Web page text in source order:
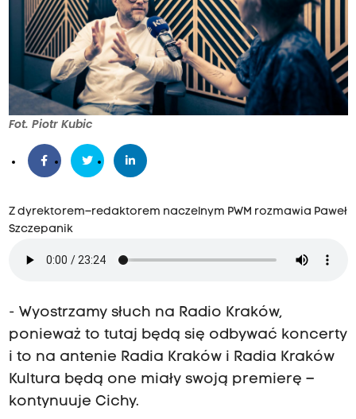
Fot. Piotr Kubic
Z dyrektorem–redaktorem naczelnym PWM rozmawia Paweł
Szczepanik
- Wyostrzamy słuch na Radio Kraków,
ponieważ to tutaj będą się odbywać koncerty
i to na antenie Radia Kraków i Radia Kraków
Kultura będą one miały swoją premierę –
kontynuuje Cichy.